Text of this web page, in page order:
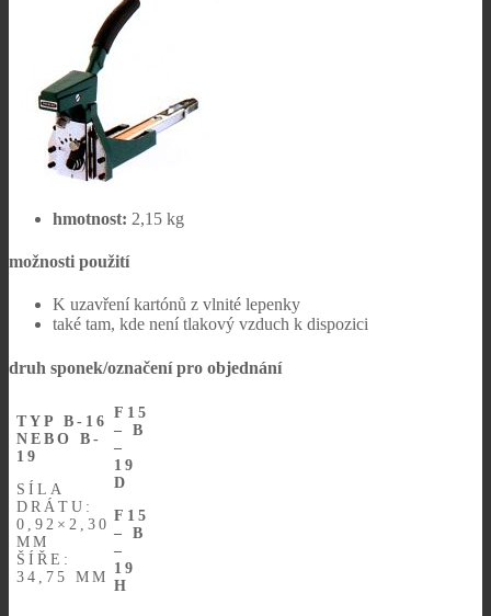
hmotnost: 2,15 kg
možnosti použití
K uzavření kartónů z vlnité lepenky
také tam, kde není tlakový vzduch k dispozici
druh sponek/označení pro objednání
TYP B-16
NEBO B-
19
SÍLA
DRÁTU:
0,92×2,30
MM
ŠÍŘE:
34,75 MM
F15
– B
–
19
D
F15
– B
–
19
H